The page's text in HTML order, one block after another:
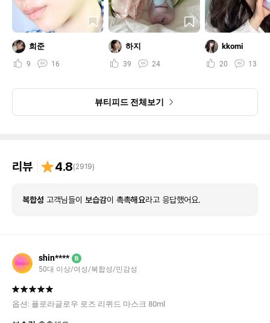
희준
9 16
하지
39 24
kkomi
20 13
뷰티피드 전체보기
리뷰 4.8(2919)
복합성 고객님들이 보습감이 촉촉해요라고 응답했어요.
shin**** B
50대 이상/여성/복합성/민감성
옵션: 플로라글로우 로즈 리퀴드 마스크 80ml